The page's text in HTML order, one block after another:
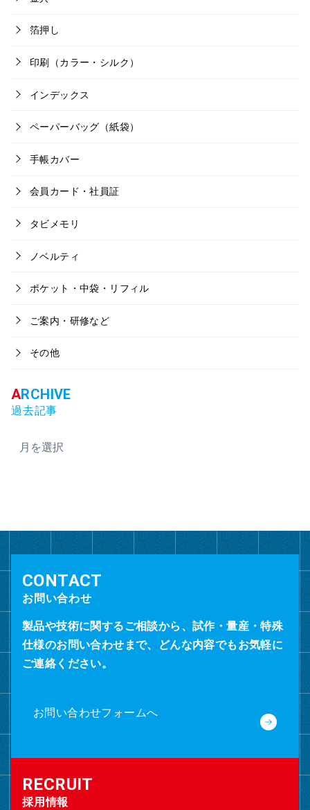
箔押し
印刷（カラー・シルク）
インデックス
ペーパーバッグ（紙袋）
手帳カバー
会員カード・社員証
タビメモリ
ノベルティ
ポケット・中袋・リフィル
ご案内・研修など
その他
過去記事
ー
お問い合わせ
製品や技術に関するご相談から、試作・量産・特殊
仕様のお問い合わせまで、どんな内容でもお気軽に
ご連絡ください。
お問い合わせフォームへ
採用情報